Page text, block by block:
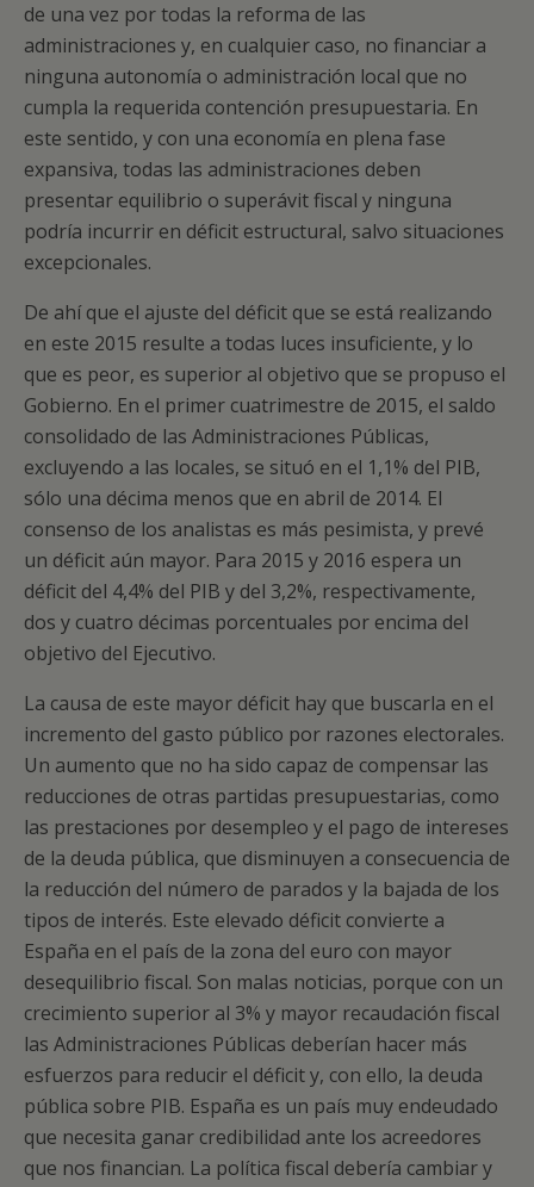
de una vez por todas la reforma de las
administraciones y, en cualquier caso, no financiar a
ninguna autonomía o administración local que no
cumpla la requerida contención presupuestaria. En
este sentido, y con una economía en plena fase
expansiva, todas las administraciones deben
presentar equilibrio o superávit fiscal y ninguna
podría incurrir en déficit estructural, salvo situaciones
excepcionales.
De ahí que el ajuste del déficit que se está realizando
en este 2015 resulte a todas luces insuficiente, y lo
que es peor, es superior al objetivo que se propuso el
Gobierno. En el primer cuatrimestre de 2015, el saldo
consolidado de las Administraciones Públicas,
excluyendo a las locales, se situó en el 1,1% del PIB,
sólo una décima menos que en abril de 2014. El
consenso de los analistas es más pesimista, y prevé
un déficit aún mayor. Para 2015 y 2016 espera un
déficit del 4,4% del PIB y del 3,2%, respectivamente,
dos y cuatro décimas porcentuales por encima del
objetivo del Ejecutivo.
La causa de este mayor déficit hay que buscarla en el
incremento del gasto público por razones electorales.
Un aumento que no ha sido capaz de compensar las
reducciones de otras partidas presupuestarias, como
las prestaciones por desempleo y el pago de intereses
de la deuda pública, que disminuyen a consecuencia de
la reducción del número de parados y la bajada de los
tipos de interés. Este elevado déficit convierte a
España en el país de la zona del euro con mayor
desequilibrio fiscal. Son malas noticias, porque con un
crecimiento superior al 3% y mayor recaudación fiscal
las Administraciones Públicas deberían hacer más
esfuerzos para reducir el déficit y, con ello, la deuda
pública sobre PIB. España es un país muy endeudado
que necesita ganar credibilidad ante los acreedores
que nos financian. La política fiscal debería cambiar y